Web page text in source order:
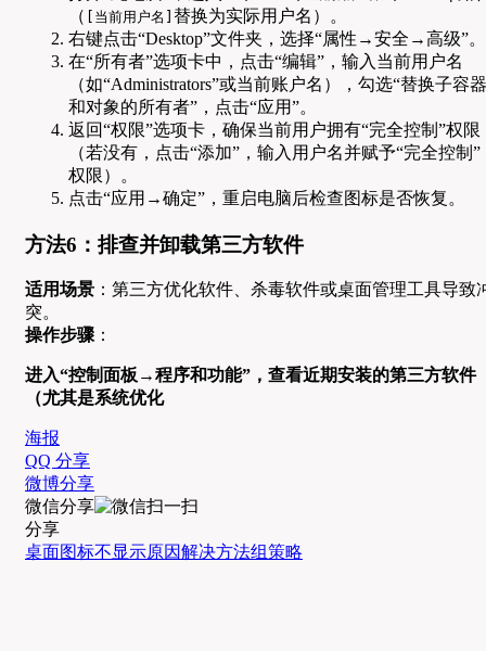
（
[当前用户名] 替换为实际用户名）。
右键点击“Desktop”文件夹，选择“属性→安全→高级”。
在“所有者”选项卡中，点击“编辑”，输入当前用户名
（如“Administrators”或当前账户名），勾选“替换子容器
和对象的所有者”，点击“应用”。
返回“权限”选项卡，确保当前用户拥有“完全控制”权限
（若没有，点击“添加”，输入用户名并赋予“完全控制”
权限）。
点击“应用→确定”，重启电脑后检查图标是否恢复。
方法6：排查并卸载第三方软件
适用场景 ：第三方优化软件、杀毒软件或桌面管理工具导致
突。
操作步骤 ：
进入“控制面板→程序和功能”，查看近期安装的第三方软件
（尤其是系统优化
海报
QQ 分享
微博分享
微信分享
分享
桌面图标不显示原因解决方法组策略